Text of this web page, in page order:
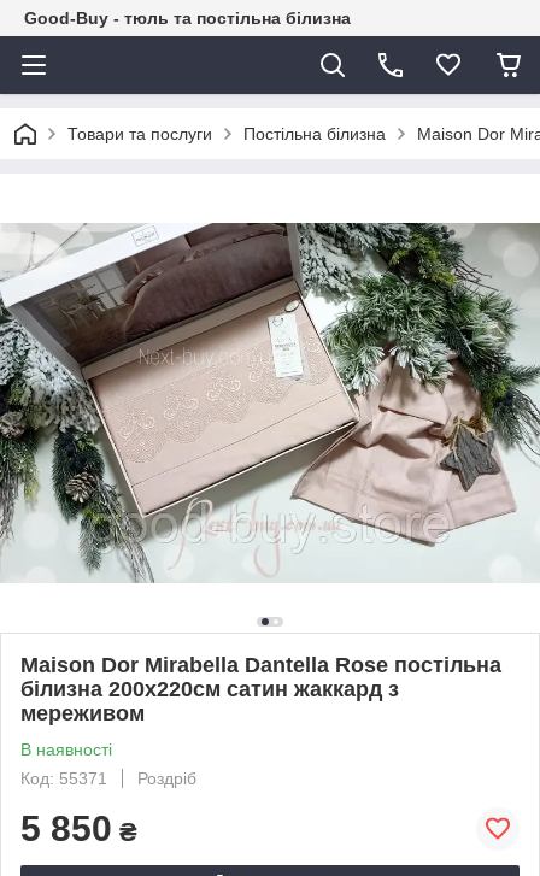
Good-Buy - тюль та постільна білизна
Товари та послуги Постільна білизна Maison Dor
Maison Dor Mirabella Dantella Rose постільна
білизна 200x220см сатин жаккард з
мереживом
В наявності
Код: 55371
Роздріб
5 850 ₴